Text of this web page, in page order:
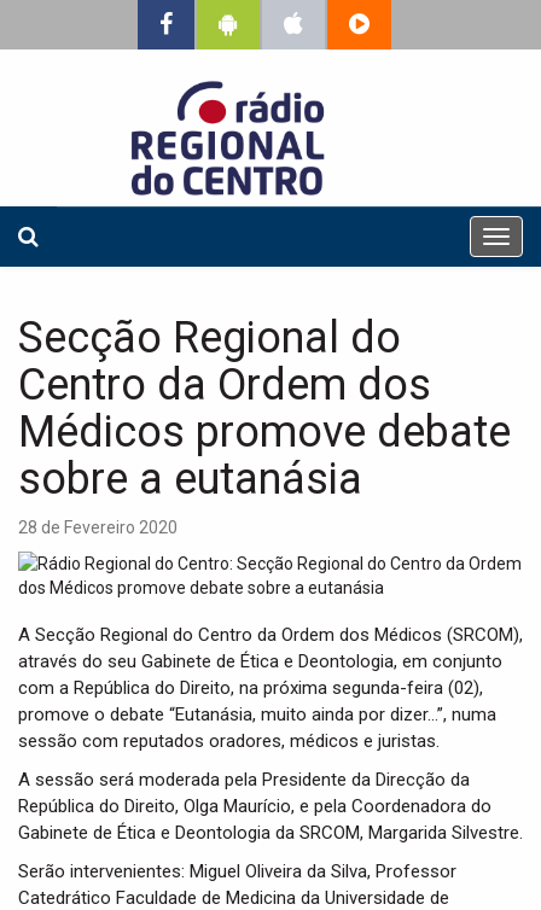
T
o
v
i
Secção Regional do
Centro da Ordem dos
Médicos promove debate
sobre a eutanásia
28 de Fevereiro 2020
A Secção Regional do Centro da Ordem dos Médicos (SRCOM),
através do seu Gabinete de Ética e Deontologia, em conjunto
com a República do Direito, na próxima segunda-feira (02),
promove o debate “Eutanásia, muito ainda por dizer…”, numa
sessão com reputados oradores, médicos e juristas.
A sessão será moderada pela Presidente da Direcção da
República do Direito, Olga Maurício, e pela Coordenadora do
Gabinete de Ética e Deontologia da SRCOM, Margarida Silvestre.
Serão intervenientes: Miguel Oliveira da Silva, Professor
Catedrático Faculdade de Medicina da Universidade de